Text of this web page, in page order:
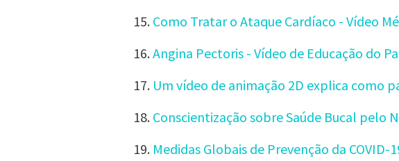
Como Tratar o Ataque Cardíaco - Vídeo
Angina Pectoris - Vídeo de Educação do
Um vídeo de animação 2D explica como
Conscientização sobre Saúde Bucal pelo
Medidas Globais de Prevenção da COVID-